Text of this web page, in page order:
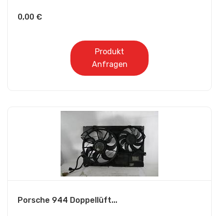
0,00 €
Produkt
Anfragen
Porsche 944 Doppellüft...